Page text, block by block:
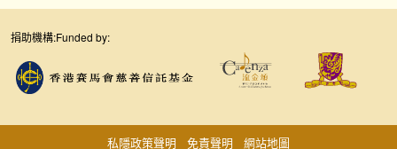
捐助機構:Funded by:
私隱政策聲明 免責聲明 網站地圖